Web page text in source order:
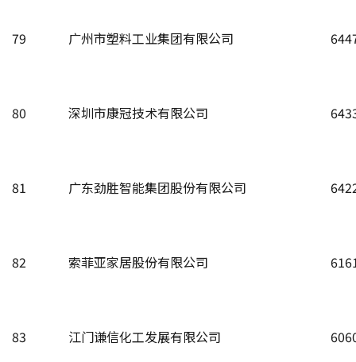
79 广州市塑料工业集团有限公司
80 深圳市康冠技术有限公司
81 广东劲胜智能集团股份有限公司
82 索菲亚家居股份有限公司
83 江门谦信化工发展有限公司